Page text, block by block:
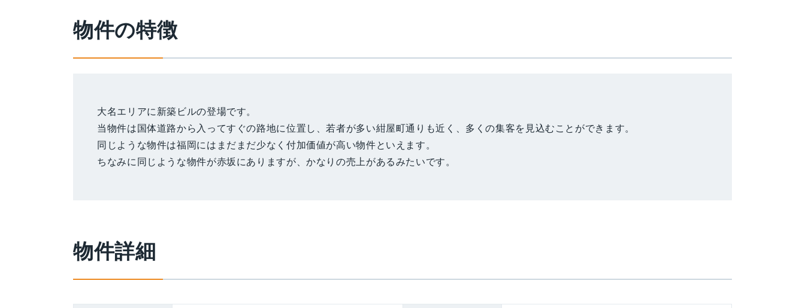
物件の特徴
大名エリアに新築ビルの登場です。
当物件は国体道路から入ってすぐの路地に位置し、若者が多い紺屋町通りも近く、多くの集客を見込むことができます。
同じような物件は福岡にはまだまだ少なく付加価値が高い物件といえます。
ちなみに同じような物件が赤坂にありますが、かなりの売上があるみたいです。
物件詳細